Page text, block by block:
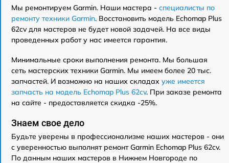
Мы ремонтируем Garmin. Наши мастера - специалисты по
ремонту техники Garmin. Восстановить модель Echomap Plus
62cv для мастеров не будет новой задачей. На все виды
проведенных работ у нас имеется гарантия.
Минимальные сроки выполнения ремонта. Мы большая
сеть мастерских техники Garmin. Мы имеем более 20 тыс.
запчастей. И возможно на наших складах уже имеется
запчасть на модель Echomap Plus 62cv. При заказе ремонта
на сайте - предоставляется скидка -25%.
Знаем свое дело
Будьте уверены в профессионализме наших мастеров - они
с уверенностью выполнят ремонт Garmin Echomap Plus 62cv.
По данным наших мастеров в Нижнем Новгороде по